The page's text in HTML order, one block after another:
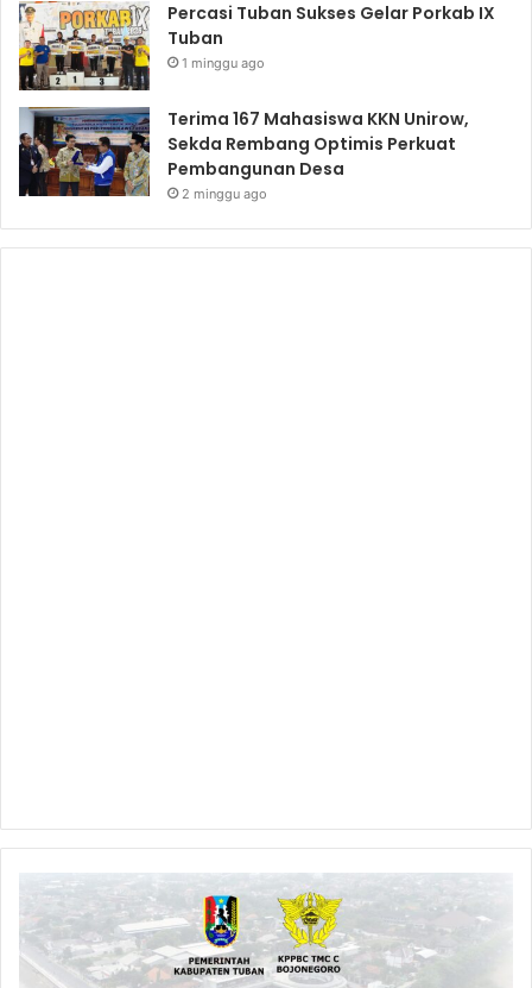
Percasi Tuban Sukses Gelar Porkab IX
Tuban
1 minggu ago
Terima 167 Mahasiswa KKN Unirow,
Sekda Rembang Optimis Perkuat
Pembangunan Desa
2 minggu ago